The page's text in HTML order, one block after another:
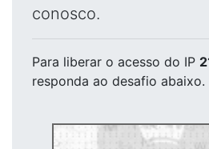
conosco.
Para liberar o acesso do IP
responda ao desafio abaixo.